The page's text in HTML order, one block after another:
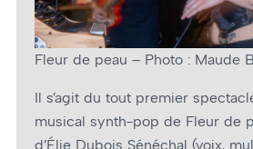
Fleur de peau – Photo : Maude
Il s’agit du tout premier
musical synth-pop de Fleur de
d’Élie Dubois Sénéchal (voix,